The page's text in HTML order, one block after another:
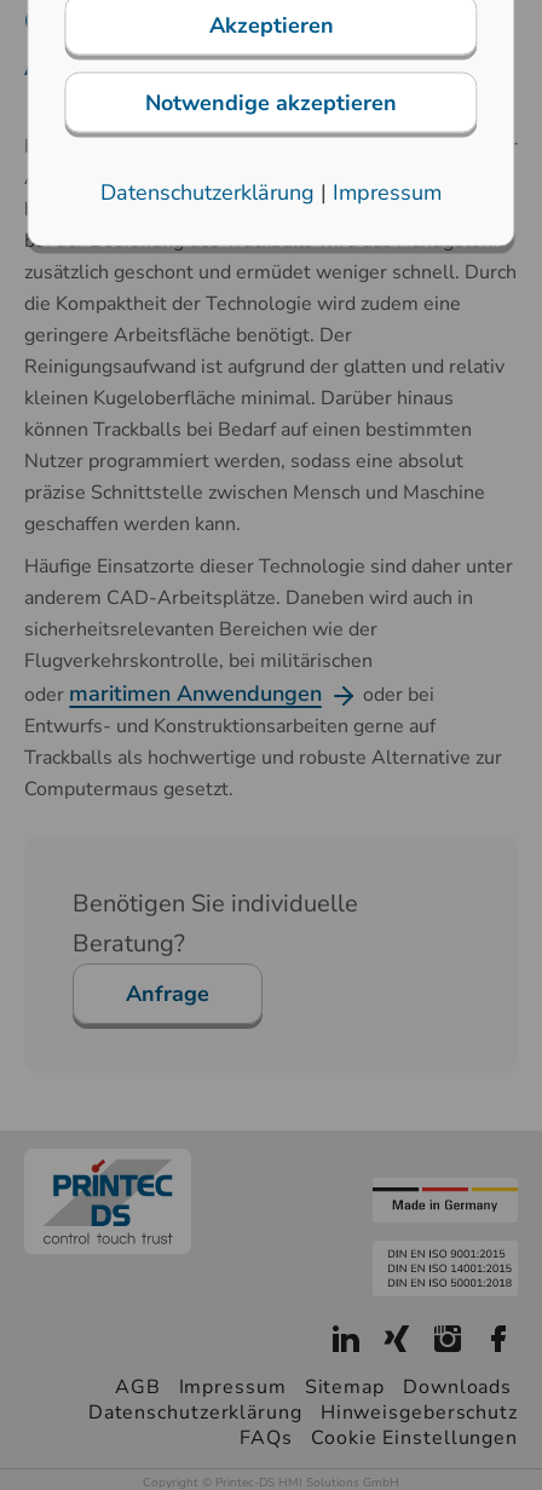
Computermaus für industrielle
Anwendungen
Die Bedienung des Trackballs erfordert deutlich weniger
Arm- und Handgelenkbewegungen als bei einer
herkömmlichen Computermaus. Durch die Handposition
bei der Bedienung des Trackballs wird das Handgelenk
zusätzlich geschont und ermüdet weniger schnell. Durch
die Kompaktheit der Technologie wird zudem eine
geringere Arbeitsfläche benötigt. Der
Reinigungsaufwand ist aufgrund der glatten und relativ
kleinen Kugeloberfläche minimal. Darüber hinaus
können Trackballs bei Bedarf auf einen bestimmten
Nutzer programmiert werden, sodass eine absolut
präzise Schnittstelle zwischen Mensch und Maschine
geschaffen werden kann.
Häufige Einsatzorte dieser Technologie sind daher unter
anderem CAD-Arbeitsplätze. Daneben wird auch in
sicherheitsrelevanten Bereichen wie der
Flugverkehrskontrolle, bei militärischen
oder maritimen Anwendungen
oder bei
Entwurfs- und Konstruktionsarbeiten gerne auf
Trackballs als hochwertige und robuste Alternative zur
Computermaus gesetzt.
Benötigen Sie individuelle
Beratung?
Anfrage
AGB Impressum Sitemap
Downloads
Datenschutzerklärung
Hinweisgeberschutz
FAQs
Cookie Einstellungen
Copyright © Printec-DS HMI Solutions GmbH
Akzeptieren
Notwendige akzeptieren
Datenschutzerklärung | Impressum